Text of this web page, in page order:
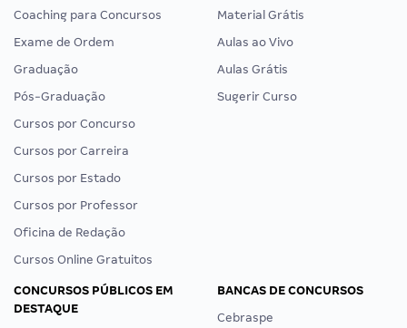
Coaching para Concursos
Exame de Ordem
Graduação
Pós-Graduação
Cursos por Concurso
Cursos por Carreira
Cursos por Estado
Cursos por Professor
Oficina de Redação
Cursos Online Gratuitos
Material Grátis
Aulas ao Vivo
Aulas Grátis
Sugerir Curso
CONCURSOS PÚBLICOS EM
DESTAQUE
BANCAS DE CONCURSOS
Cebraspe